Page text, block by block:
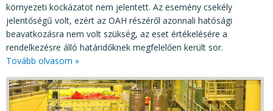
környezeti kockázatot nem jelentett. Az esemény csekély
jelentőségű volt, ezért az OAH részéről azonnali hatósági
beavatkozásra nem volt szükség, az eset értékelésére a
rendelkezésre álló határidőknek megfelelően került sor.
Tovább olvasom »